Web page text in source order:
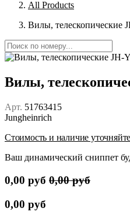
All Products
Вилы, телескопические
Вилы,
Арт. 51763415
Jungheinrich
Стоимость и наличие уточняйте
Ваш динамический сниппет
0,00 руб 0,00руб
0,00 руб